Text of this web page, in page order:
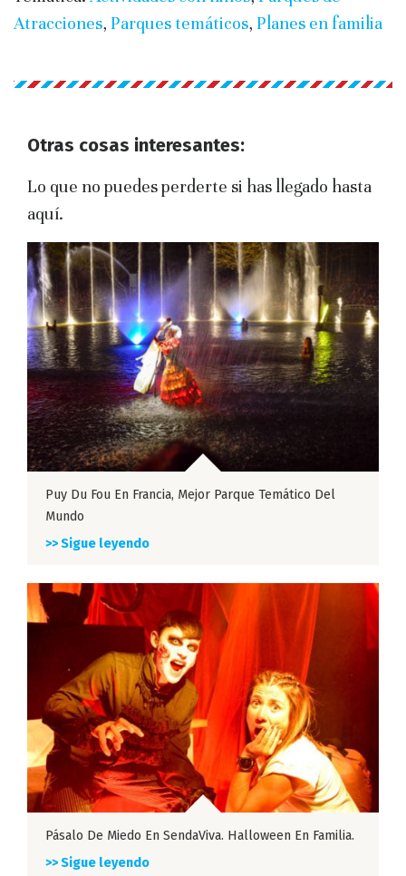
Atracciones, Parques temáticos, Planes en familia
Otras cosas interesantes:
Lo que no puedes perderte si has llegado hasta
aquí.
Puy Du Fou En Francia, Mejor Parque Temático Del
Mundo
>> Sigue leyendo
Pásalo De Miedo En SendaViva. Halloween En Familia.
>> Sigue leyendo